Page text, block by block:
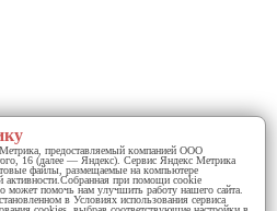
Метрика, предоставляемый компанией ООО
16 (далее — Яндекс). Сервис Яндекс Метрика
файлы, размещаемые на компьютере
активности.Собранная при помощи cookie
может помочь нам улучшить работу нашего сайта.
в Условиях использования сервиса